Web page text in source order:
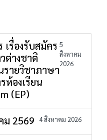
เรื่องรับสมัคร
ต่างชาติ
ายวิชาภาษา
ห้องเรียน
(EP)
5
สิงหาคม
2026
ม 2569 4 สิงหาคม 2026